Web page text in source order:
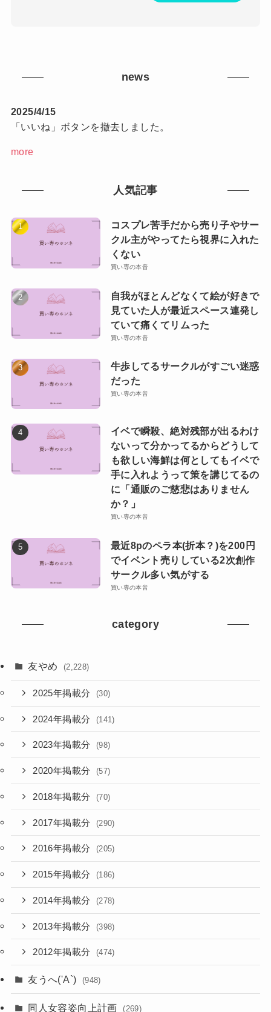
news
2025/4/15
「いいね」ボタンを撤去しました。
more
人気記事
コスプレ苦手だから売り子やサー
クル主がやってたら視界に入れた
くない
買い専の本音
自我がほとんどなくて絵が好きで
見ていた人が最近スペース連発し
ていて痛くてリムった
買い専の本音
牛歩してるサークルがすごい迷惑
だった
買い専の本音
イベで瞬殺、絶対残部が出るわけ
ないって分かってるからどうして
も欲しい海鮮は何としてもイベで
手に入れようって策を講じてるの
に「通販のご慈悲はありません
か？」
買い専の本音
最近8pのペラ本(折本？)を200円
でイベント売りしている2次創作
サークル多い気がする
買い専の本音
category
友やめ (2,228)
2025年掲載分 (30)
2024年掲載分 (141)
2023年掲載分 (98)
2020年掲載分 (57)
2018年掲載分 (70)
2017年掲載分 (290)
2016年掲載分 (205)
2015年掲載分 (186)
2014年掲載分 (278)
2013年掲載分 (398)
2012年掲載分 (474)
友うへ('A`) (948)
同人女容姿向上計画 (269)